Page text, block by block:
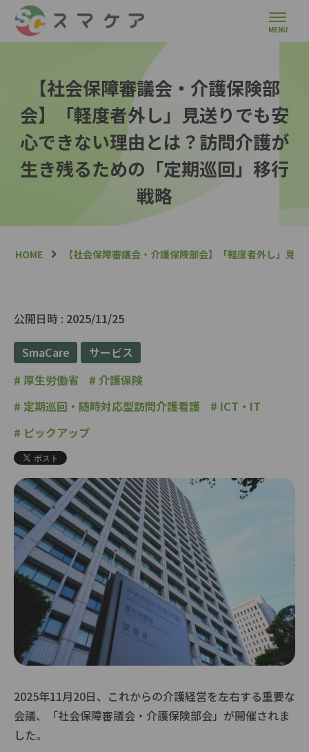
【社会保障審議会・介護保険部
会】「軽度者外し」見送りでも安
心できない理由とは？訪問介護が
生き残るための「定期巡回」移行
戦略
HOME 【社会保障審議会・介護保険部会】「軽度者外し」見
公開日時 : 2025/11/25
SmaCare
サービス
# 厚生労働省 # 介護保険
# 定期巡回・随時対応型訪問介護看護 # ICT・IT
# ピックアップ
2025年11月20日、これからの介護経営を左右する重要な
会議、「社会保障審議会・介護保険部会」が開催されま
した。